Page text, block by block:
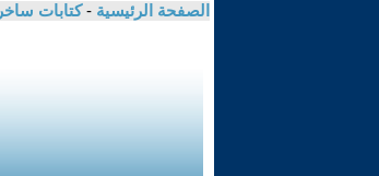
الصفحة الرئيسية -كتابات